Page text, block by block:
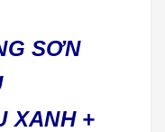
SƠN
XANH +